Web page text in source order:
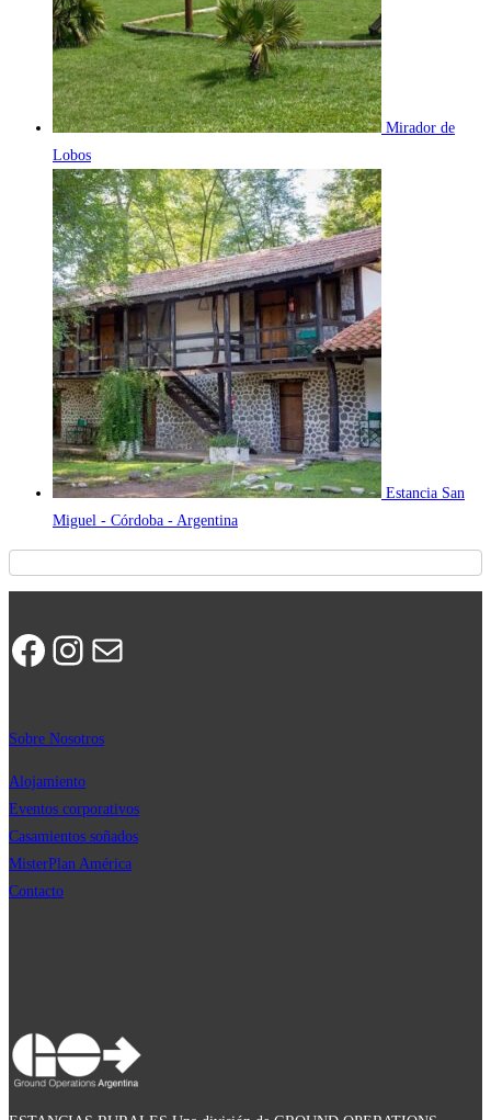
Mirador de
Lobos
Estancia San
Miguel - Córdoba - Argentina
Facebook Instagram Correo electrónico
Sobre Nosotros
Alojamiento
Eventos corporativos
Casamientos soñados
MisterPlan América
Contacto